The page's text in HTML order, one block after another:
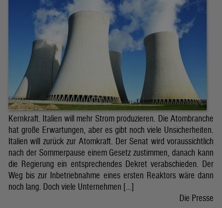
Kernkraft. Italien will mehr Strom produzieren. Die Atombranche
hat große Erwartungen, aber es gibt noch viele Unsicherheiten.
Italien will zurück zur Atomkraft. Der Senat wird voraussichtlich
nach der Sommerpause einem Gesetz zustimmen, danach kann
die Regierung ein entsprechendes Dekret verabschieden. Der
Weg bis zur Inbetriebnahme eines ersten Reaktors wäre dann
noch lang. Doch viele Unternehmen […]
Die Presse